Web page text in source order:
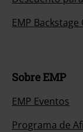
EMP Backstage
Sobre EMP
EMP Eventos
Programa de